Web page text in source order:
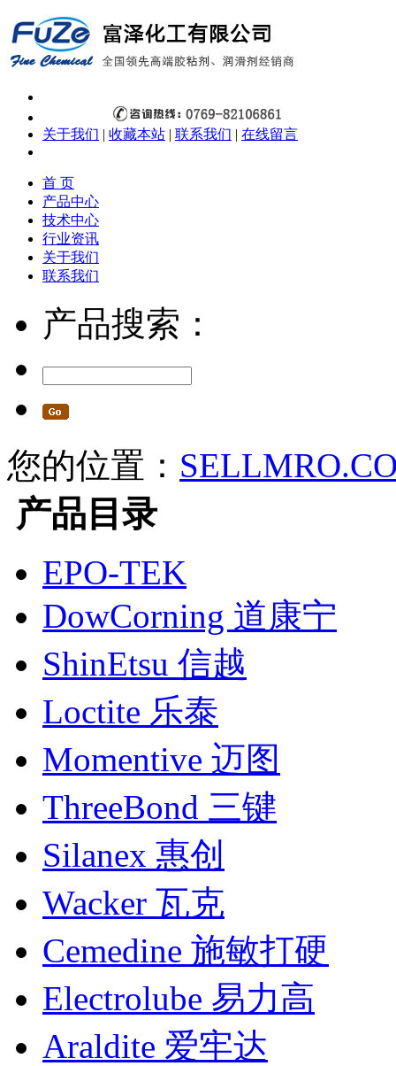
关于我们 | 收藏本站 | 联系我们 | 在线留言
首 页
产品中心
技术中心
行业资讯
关于我们
联系我们
产品搜索：
您的位置：
产品目录
EPO-TEK
DowCorning 道康宁
ShinEtsu 信越
Loctite 乐泰
Momentive 迈图
ThreeBond 三键
Silanex 惠创
Wacker 瓦克
Cemedine 施敏打硬
Electrolube 易力高
Araldite 爱牢达